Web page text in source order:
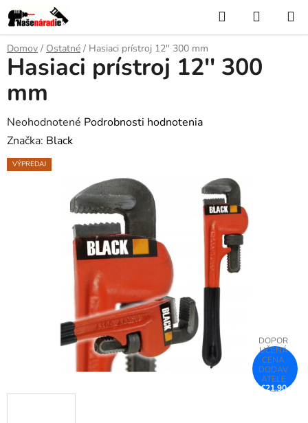
Prejsť
na
obsah
Hľadať
KOŠÍK
Domov / Ostatné / Hasiaci prístroj 12'' 300 mm
Hasiaci prístroj 12'' 300
mm
Priemerné
hodnotenie
produktu
Neohodnotené Podrobnosti hodnotenia
Značka: Black
VÝPREDAJ
€21,90